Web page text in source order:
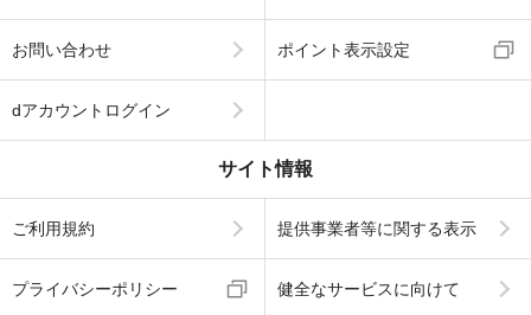
お問い合わせ ポイント表示設定
dアカウントログイン
サイト情報
ご利用規約 提供事業者等に関する表示
プライバシーポリシー 健全なサービスに向けて